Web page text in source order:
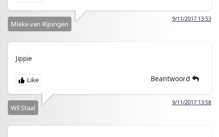
9/11/2017 13:53
Mieke van Rijsingen
Jippie
Beantwoord
9/11/2017 13:58
Wil Staal